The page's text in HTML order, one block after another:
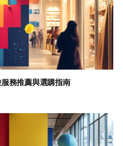
務推薦與選購指南